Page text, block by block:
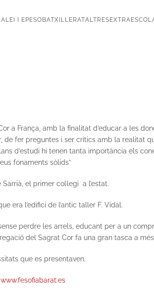
EI I EP ESO BATXILLERATALTRES
a França, amb la finalitat d’educar a les
fer preguntes i ser crítics amb la realitat
d’estudi hi tenen tanta importància els
fonaments sòlids”
el primer col·legi a l’estat.
era l’edifici de l’antic taller F. Vidal.
perdre les arrels, educant per a un
del Sagrat Cor fa una gran tasca a
que es presentaven.
www.fesofiabarat.es